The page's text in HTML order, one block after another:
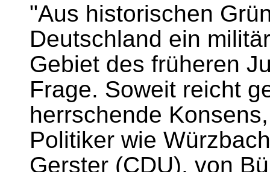
"Aus historischen
Deutschland ein
Gebiet des früheren
Frage. Soweit reicht
herrschende
Politiker wie
Gerster (CDU), von